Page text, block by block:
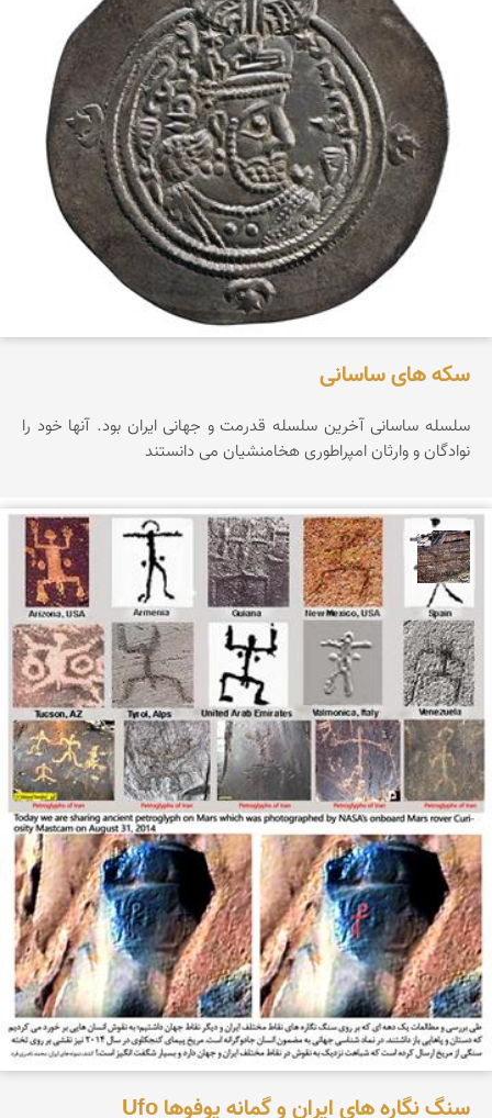
سکه های ساسانی
سلسله ساسانی آخرین سلسله قدرمت و جهانی ایران بود. آنها خود را
نوادگان و وارثان امپراطوری هخامنشیان می دانستند
محمد ناصری فرد
سنگ نگاره های ایران و گمانه یوفوها Ufo